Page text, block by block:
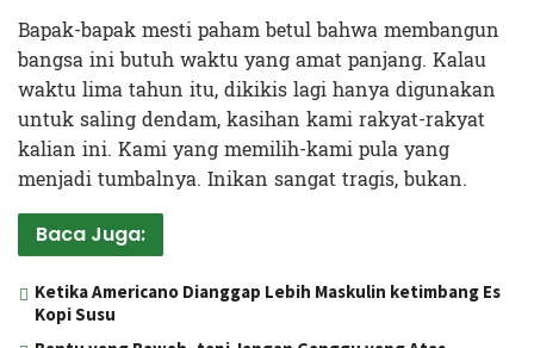
Bapak-bapak mesti paham betul bahwa membangun
bangsa ini butuh waktu yang amat panjang. Kalau
waktu lima tahun itu, dikikis lagi hanya digunakan
untuk saling dendam, kasihan kami rakyat-rakyat
kalian ini. Kami yang memilih-kami pula yang
menjadi tumbalnya. Inikan sangat tragis, bukan.
Baca Juga:
Ketika Americano Dianggap Lebih Maskulin ketimbang Es
Kopi Susu